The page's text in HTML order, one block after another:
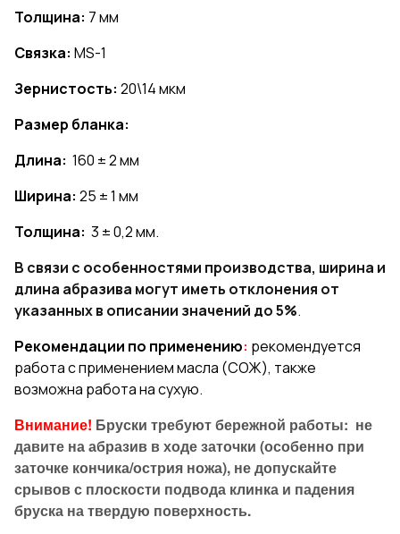
Толщина: 7 мм
Связка: MS-1
Зернистость: 20\14 мкм
Размер бланка:
Длина: 160 ± 2 мм
Ширина: 25 ± 1 мм
Толщина: 3 ± 0,2 мм.
В связи с особенностями производства, ширина и
длина абразива могут иметь отклонения от
указанных в описании значений до 5%.
Рекомендации по применению: рекомендуется
работа с применением масла (СОЖ), также
возможна работа на сухую.
Внимание! Бруски требуют бережной работы: не
давите на абразив в ходе заточки (особенно при
заточке кончика/острия ножа), не допускайте
срывов с плоскости подвода клинка и падения
бруска на твердую поверхность.